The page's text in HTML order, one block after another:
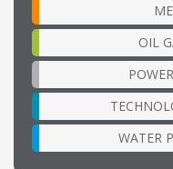
OIL
WATER